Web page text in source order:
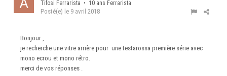
Tifosi Ferrarista • 10 ans Ferrarista
Posté(e) le 9 avril 2018
Bonjour ,
je recherche une vitre arrière pour une testarossa première série avec
mono ecrou et mono rétro.
merci de vos réponses .